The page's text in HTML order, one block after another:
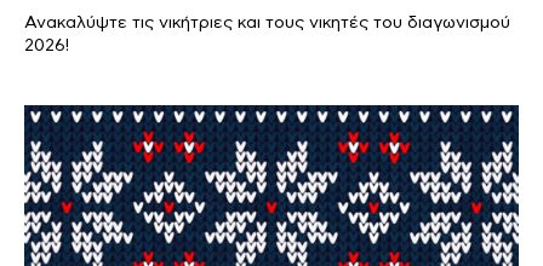
Ανακαλύψτε τις νικήτριες και τους νικητές του διαγωνισμού
2026!